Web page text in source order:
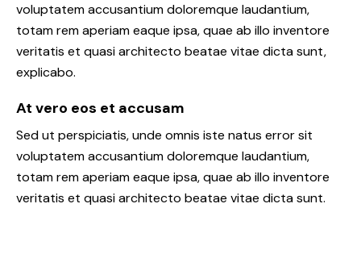
voluptatem accusantium doloremque laudantium,
totam rem aperiam eaque ipsa, quae ab illo inventore
veritatis et quasi architecto beatae vitae dicta sunt,
explicabo.
At vero eos et accusam
Sed ut perspiciatis, unde omnis iste natus error sit
voluptatem accusantium doloremque laudantium,
totam rem aperiam eaque ipsa, quae ab illo inventore
veritatis et quasi architecto beatae vitae dicta sunt.